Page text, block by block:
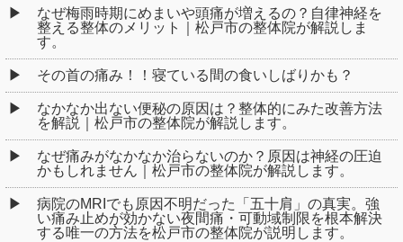
なぜ梅雨時期にめまいや頭痛が増えるの？自律神経を
整える整体のメリット｜松戸市の整体院が解説しま
す。
その首の痛み！！寝ている間の食いしばりかも？
なかなか出ない便秘の原因は？整体的にみた改善方法
を解説｜松戸市の整体院が解説します。
なぜ痛みがなかなか治らないのか？原因は神経の圧迫
かもしれません｜松戸市の整体院が解説します。
病院のMRIでも原因不明だった「五十肩」の真実。強
い痛み止めが効かない夜間痛・可動域制限を根本解決
する唯一の方法を松戸市の整体院が説明します。